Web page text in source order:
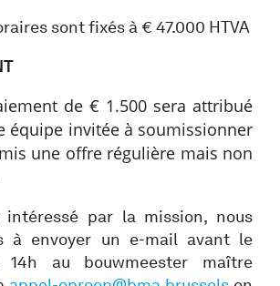
sont fixés à € 47.000 HTVA
de € 1.500 sera attribué
équipe invitée à soumissionner
une offre régulière mais non
par la mission, nous
à envoyer un e-mail avant le
14h au bouwmeester maître